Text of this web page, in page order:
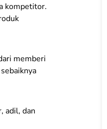
kompetitor.
memberi
adil, dan